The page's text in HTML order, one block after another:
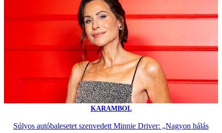
KARAMBOL
Súlyos autóbalesetet szenvedett Minnie Driver: „Nagyon hálás